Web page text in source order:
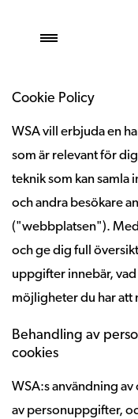
Cookie Policy
WSA vill erbjuda en
som är relevant för
teknik som kan samla
och andra besökare
("webbplatsen"). Med
och ge dig full
uppgifter innebär,
möjligheter du har att
Behandling av
cookies
WSA:s användning
av personuppgifter,